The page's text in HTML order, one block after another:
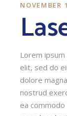
NOVEMBER
Lorem
elit, sed do
dolore
nostrud
ea